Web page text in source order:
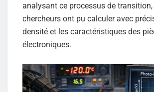
analysant ce processus de transition,
chercheurs ont pu calculer avec
densité et les caractéristiques des
électroniques.